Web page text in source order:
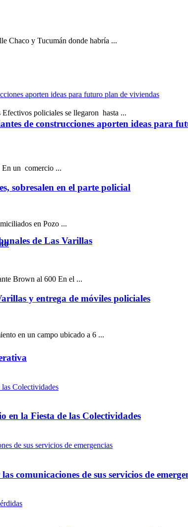
de construcciones aporten ideas para
de Las Varillas
la Fiesta de las Colectividades
comunicaciones de sus servicios de
Chaco y Tucumán donde habría ...
policiales se llegaron hasta ...
En un comercio ...
sobresalen en el parte policial
en Pozo ...
Brown al 600 En el ...
y entrega de móviles policiales
en un campo ubicado a 6 ...